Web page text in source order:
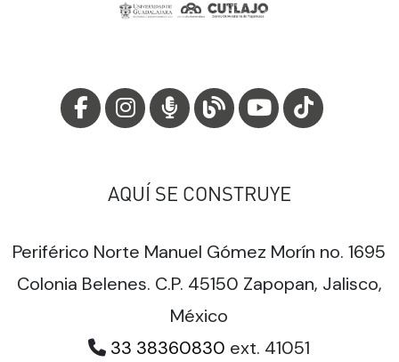
AQUÍ SE CONSTRUYE
Periférico Norte Manuel Gómez Morín no. 1695
Colonia Belenes. C.P. 45150 Zapopan, Jalisco,
México
33 38360830 ext. 41051